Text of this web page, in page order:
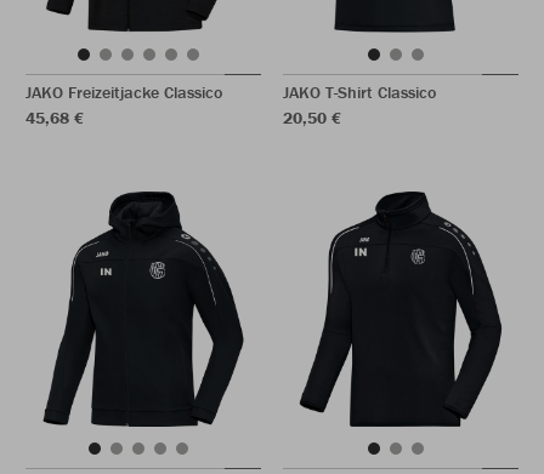
JAKO Freizeitjacke Classico
45,68 €
JAKO T-Shirt Classico
20,50 €